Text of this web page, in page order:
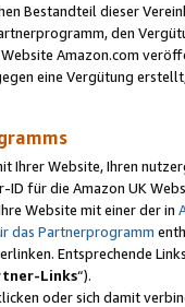
Bestandteil dieser
den
Amazon.com
eine Vergütung
Ihrer Website, Ihren
für die Amazon UK
Website mit einer der in
das Partnerprogramm
Entsprechende
Links“).
oder sich damit